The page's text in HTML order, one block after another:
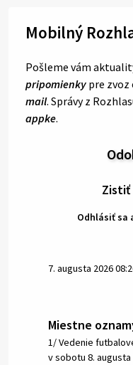
Mobilný
Pošleme vám
pripomienky pre zvoz
mail. Správy z
appke.
Zistiť
Odhlásiť sa
7. augusta 2026
Miestne
1/ Vedenie
v sobotu 8.